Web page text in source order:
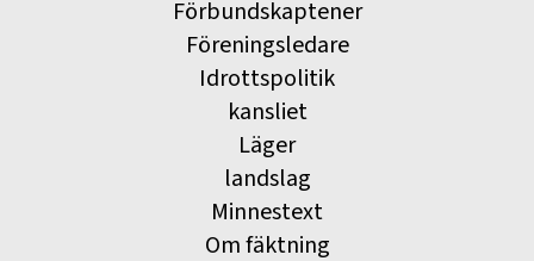
Förbundskaptener
Föreningsledare
Idrottspolitik
kansliet
Läger
landslag
Minnestext
Om fäktning